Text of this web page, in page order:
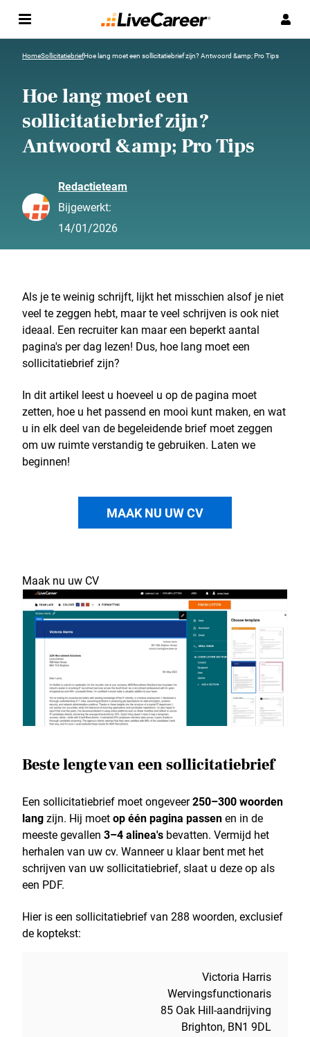
HomeSollicitatiebriefHoe lang moet een sollicitatiebrief zijn? Antwoord &amp; Pro Tips
Hoe lang moet een
sollicitatiebrief zijn?
Antwoord &amp; Pro Tips
Redactieteam
Bijgewerkt:
14/01/2026
Als je te weinig schrijft, lijkt het misschien alsof je niet
veel te zeggen hebt, maar te veel schrijven is ook niet
ideaal. Een recruiter kan maar een beperkt aantal
pagina's per dag lezen! Dus, hoe lang moet een
sollicitatiebrief zijn?
In dit artikel leest u hoeveel u op de pagina moet
zetten, hoe u het passend en mooi kunt maken, en wat
u in elk deel van de begeleidende brief moet zeggen
om uw ruimte verstandig te gebruiken. Laten we
beginnen!
MAAK NU UW CV
Maak nu uw CV
Beste lengte van een sollicitatiebrief
Een sollicitatiebrief moet ongeveer250–300 woorden
langzijn. Hij moetop één pagina passenen in de
meeste gevallen 3–4 alinea's bevatten. Vermijd het
herhalen van uw cv. Wanneer u klaar bent met het
schrijven van uw sollicitatiebrief, slaat u deze op als
een PDF.
Hier is een sollicitatiebrief van 288 woorden, exclusief
de koptekst:
Victoria Harris
Wervingsfunctionaris
85 Oak Hill-aandrijving
Brighton, BN1 9DL